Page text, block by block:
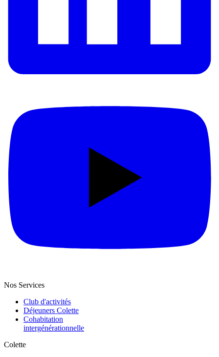
Nos Services
Club d'activités
Déjeuners Colette
Cohabitation
intergénération­nelle
Colette